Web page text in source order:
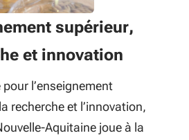
supérieur,
et innovation
pour l’enseignement
recherche et l’innovation,
Aquitaine joue à la